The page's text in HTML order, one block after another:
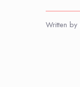
Written by